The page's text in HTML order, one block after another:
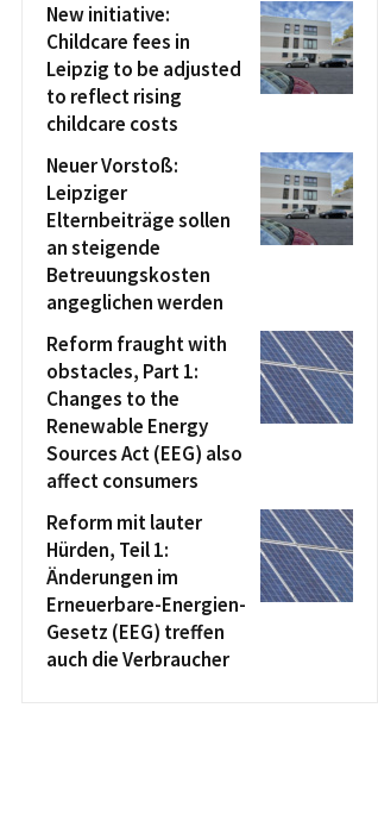
New initiative:
Childcare fees in
Leipzig to be adjusted
to reflect rising
childcare costs
Neuer Vorstoß:
Leipziger
Elternbeiträge sollen
an steigende
Betreuungskosten
angeglichen werden
Reform fraught with
obstacles, Part 1:
Changes to the
Renewable Energy
Sources Act (EEG) also
affect consumers
Reform mit lauter
Hürden, Teil 1:
Änderungen im
Erneuerbare-Energien-
Gesetz (EEG) treffen
auch die Verbraucher